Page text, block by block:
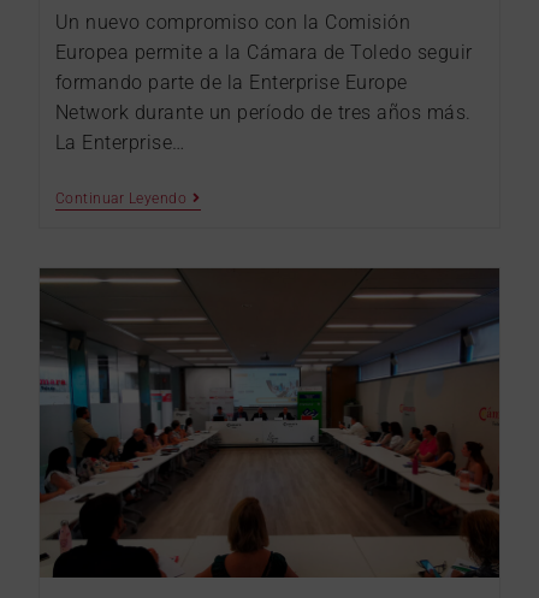
Un nuevo compromiso con la Comisión
Europea permite a la Cámara de Toledo seguir
formando parte de la Enterprise Europe
Network durante un período de tres años más.
La Enterprise…
Continuar Leyendo